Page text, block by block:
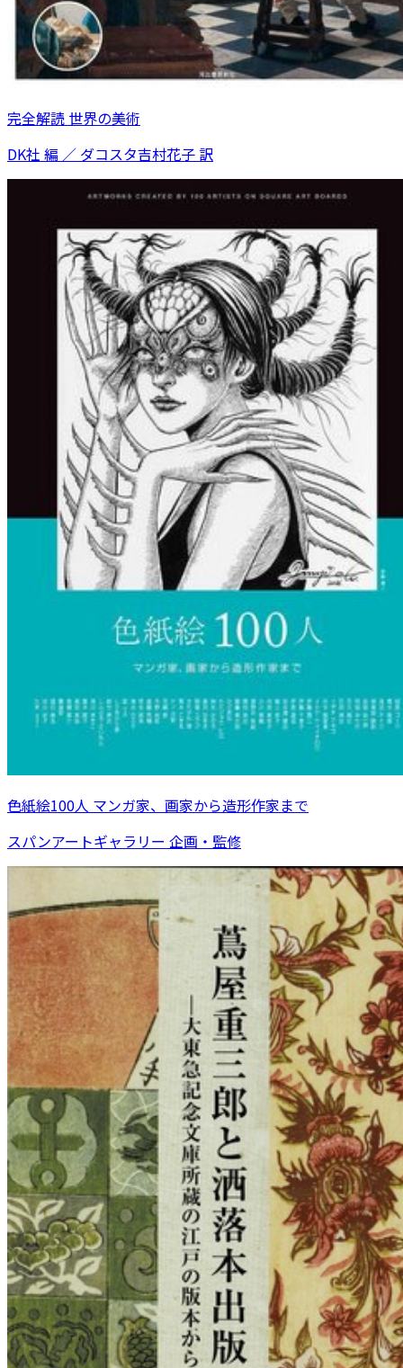
完全解読 世界の美術
DK社 編 ／ ダコスタ吉村花子 訳
色紙絵100人 マンガ家、画家から造形作家まで
スパンアートギャラリー 企画・監修